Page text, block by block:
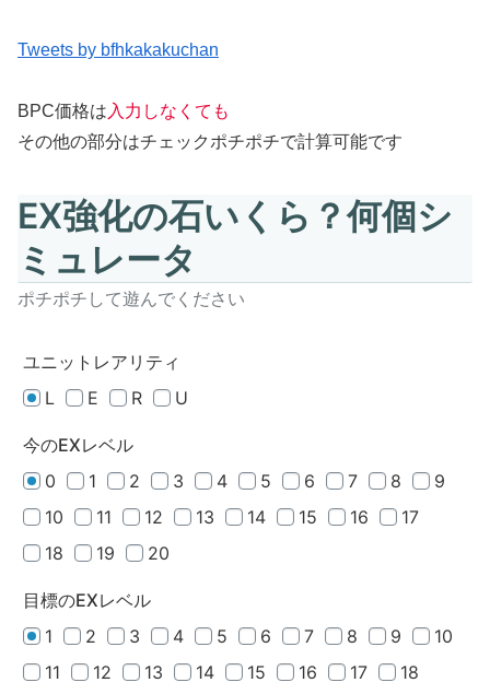
Tweets by bfhkakakuchan
BPC価格は入力しなくても
その他の部分はチェックポチポチで計算可能です
EX強化の石いくら？何個シ
ミュレータ
ポチポチして遊んでください
ユニットレアリティ
L
E R U
今のEXレベル
0
1 2 3 4 5 6 7 8
9
10
11 12 13 14 15 16
17
18
19 20
目標のEXレベル
1
2 3 4 5 6 7 8 9
10
11
12 13 14 15 16 17
18